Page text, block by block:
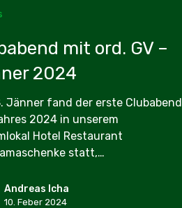
mit ord. GV –
2024
Jänner fand der erste Clubabend
2024 in unserem
Hotel Restaurant
statt,…
Andreas Icha
10. Feber 2024